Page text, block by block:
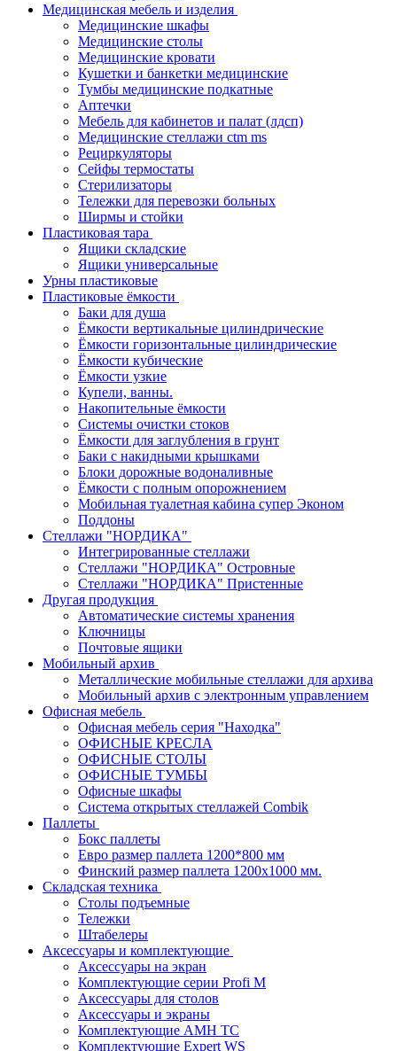
Медицинская мебель и изделия
Медицинские шкафы
Медицинские столы
Медицинские кровати
Кушетки и банкетки медицинские
Тумбы медицинские подкатные
Аптечки
Мебель для кабинетов и палат (лдсп)
Медицинские стеллажи ctm ms
Рециркуляторы
Сейфы термостаты
Стерилизаторы
Тележки для перевозки больных
Ширмы и стойки
Пластиковая тара
Ящики складские
Ящики универсальные
Урны пластиковые
Пластиковые ёмкости
Баки для душа
Ёмкости вертикальные цилиндрические
Ёмкости горизонтальные цилиндрические
Ёмкости кубические
Ёмкости узкие
Купели, ванны.
Накопительные ёмкости
Системы очистки стоков
Ёмкости для заглубления в грунт
Баки с накидными крышками
Блоки дорожные водоналивные
Ёмкости с полным опорожнением
Мобильная туалетная кабина супер Эконом
Поддоны
Стеллажи "НОРДИКА"
Интегрированные стеллажи
Стеллажи "НОРДИКА" Островные
Стеллажи "НОРДИКА" Пристенные
Другая продукция
Автоматические системы хранения
Ключницы
Почтовые ящики
Мобильный архив
Металлические мобильные стеллажи для архива
Мобильный архив с электронным управлением
Офисная мебель
Офисная мебель серия "Находка"
ОФИСНЫЕ КРЕСЛА
ОФИСНЫЕ СТОЛЫ
ОФИСНЫЕ ТУМБЫ
Офисные шкафы
Система открытых стеллажей Combik
Паллеты
Бокс паллеты
Евро размер паллета 1200*800 мм
Финский размер паллета 1200х1000 мм.
Складская техника
Столы подъемные
Тележки
Штабелеры
Аксессуары и комплектующие
Аксессуары на экран
Комплектующие серии Profi M
Аксессуары для столов
Аксессуары и экраны
Комплектующие AMH TC
Комплектующие Expert WS